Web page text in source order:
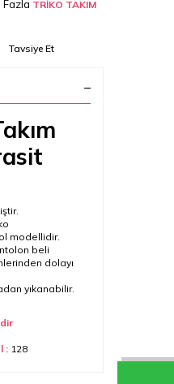
Fazla TRİKO TAKIM
Tavsiye Et
modellidir.
beli
dolayı
yıkanabilir.
: 128